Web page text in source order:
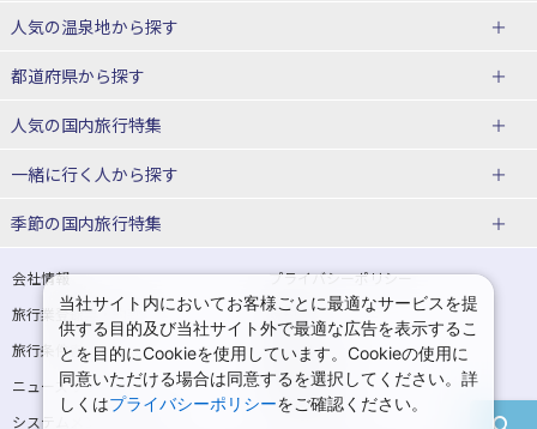
東北
青森県
宮城県
山形県
関東
埼玉県 千葉県
茨城県 栃木県
北海道ホテル・旅館
青森県ホテル・旅館
宮城県ホテル・旅館
山形県ホテル・旅館
東京都ホテル・旅館 神奈川県ホテル・旅館
埼玉県ホテル・旅館 千葉県ホテル・旅館
茨城県ホテル・旅館 栃木県ホテル・旅館
人気の温泉地から探す
北海道
湯の川温泉(北海道)
十勝川温泉(北海道)
洞爺湖温泉(北海道)
層雲峡温泉(北海道)
東北
花巻温泉(岩手) 蔵王温泉(山形)
かみのやま温泉(山形) 鳴子温泉(宮城)
都道府県から探す
北海道旅行・ツアー
東北
青森旅行・ツアー 岩手旅行・ツアー
宮城旅行・ツアー 秋田旅行・ツアー
山形旅行・ツアー 福島旅行・ツアー
人気の国内旅行特集
東京ディズニーリゾート®への旅
ユニバーサル・スタジオ・ジャパ
一緒に行く人から探す
一人旅 国内版
カップル・夫婦旅行 国内版 女子旅 国内版
卒業旅行・学生旅行 国内版
季節の国内旅行特集
桜・お花見特集
ゴールデンウィーク（GW）の国内
旅行
夏休み・お盆の国内旅行 7月の国内旅行
8月の国内旅行 9月の国内旅行
会社情報
プライバシーポリシー
旅行業登録票・約款
規約集
旅行条件書
商標について
ニュースリリース
採用情報
システムメンテナンスの
当社サイト内においてお客様ごとに最適なサービスを提
供する目的及び当社サイト外で最適な広告を表示するこ
とを目的にCookieを使用しています。Cookieの使用に
同意いただける場合は同意するを選択してください。詳
しくはプライバシーポリシーをご確認ください。